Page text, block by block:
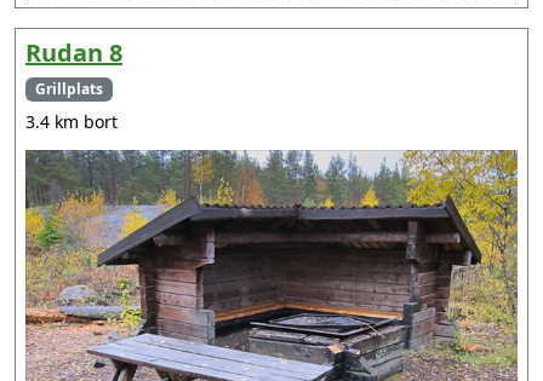
Rudan 8
Grillplats
3.4 km bort